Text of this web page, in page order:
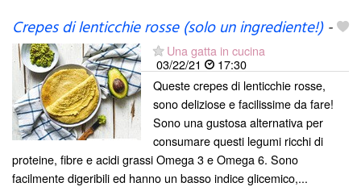
Crepes di lenticchie rosse (solo un ingrediente!)-
Una gatta in cucina
03/22/21
17:30
Queste crepes di lenticchie rosse,
sono deliziose e facilissime da fare!
Sono una gustosa alternativa per
consumare questi legumi ricchi di
proteine, fibre e acidi grassi Omega 3 e Omega 6. Sono
facilmente digeribili ed hanno un basso indice glicemico,...